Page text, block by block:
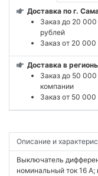
Доставка по г.
Заказ до 20
рублей
Заказ от 20
Доставка в
Заказ до 50
компании
Заказ от 50
Описание и
Выключатель
номинальный ток 16